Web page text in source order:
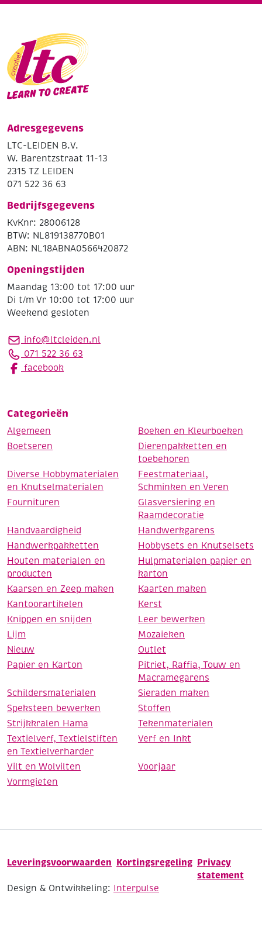
Adresgegevens
LTC-LEIDEN B.V.
W. Barentzstraat 11-13
2315 TZ LEIDEN
071 522 36 63
Bedrijfsgegevens
KvKnr: 28006128
BTW: NL819138770B01
ABN: NL18ABNA0566420872
Openingstijden
Maandag 13:00 tot 17:00 uur
Di t/m Vr 10:00 tot 17:00 uur
Weekend gesloten
info@ltcleiden.nl
071 522 36 63
facebook
Categorieën
Algemeen
Boeken en Kleurboeken
Boetseren
Dierenpakketten en
toebehoren
Diverse Hobbymaterialen
en Knutselmaterialen
Feestmateriaal,
Schminken en Veren
Fournituren
Glasversiering en
Raamdecoratie
Handvaardigheid
Handwerkgarens
Handwerkpakketten
Hobbysets en Knutselsets
Houten materialen en
producten
Hulpmaterialen papier en
karton
Kaarsen en Zeep maken
Kaarten maken
Kantoorartikelen
Kerst
Knippen en snijden
Leer bewerken
Lijm
Mozaieken
Nieuw
Outlet
Papier en Karton
Pitriet, Raffia, Touw en
Macramegarens
Schildersmaterialen
Sieraden maken
Speksteen bewerken
Stoffen
Strijkkralen Hama
Tekenmaterialen
Textielverf, Textielstiften
en Textielverharder
Verf en Inkt
Vilt en Wolvilten
Voorjaar
Vormgieten
Leveringsvoorwaarden Kortingsregeling Privacy
statement
Design & Ontwikkeling: Interpulse